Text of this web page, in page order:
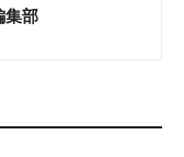
集部